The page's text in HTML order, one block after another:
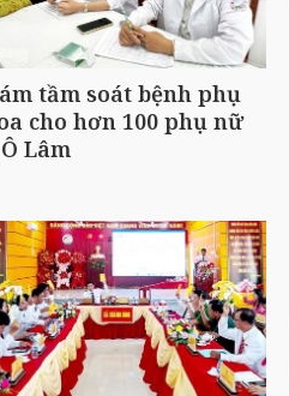
tầm soát bệnh phụ
cho hơn 100 phụ nữ
Lâm